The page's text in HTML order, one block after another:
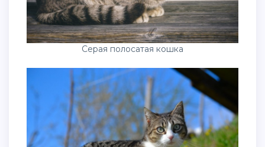
Серая полосатая кошка